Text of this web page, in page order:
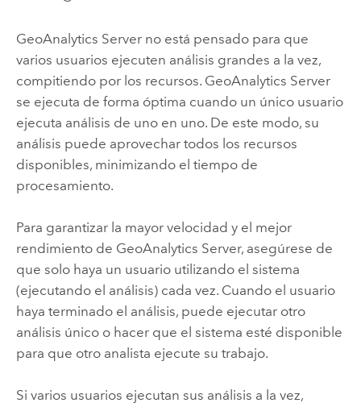
GeoAnalytics Serverno está pensado para que
varios usuarios ejecuten análisis grandes a la vez,
compitiendo por los recursos. GeoAnalytics Server
se ejecuta de forma óptima cuando un único usuario
ejecuta análisis de uno en uno. De este modo, su
análisis puede aprovechar todos los recursos
disponibles, minimizando el tiempo de
procesamiento.
Para garantizar la mayor velocidad y el mejor
rendimiento de GeoAnalytics Server, asegúrese de
que solo haya un usuario utilizando el sistema
(ejecutando el análisis) cada vez. Cuando el usuario
haya terminado el análisis, puede ejecutar otro
análisis único o hacer que el sistema esté disponible
para que otro analista ejecute su trabajo.
Si varios usuarios ejecutan sus análisis a la vez,